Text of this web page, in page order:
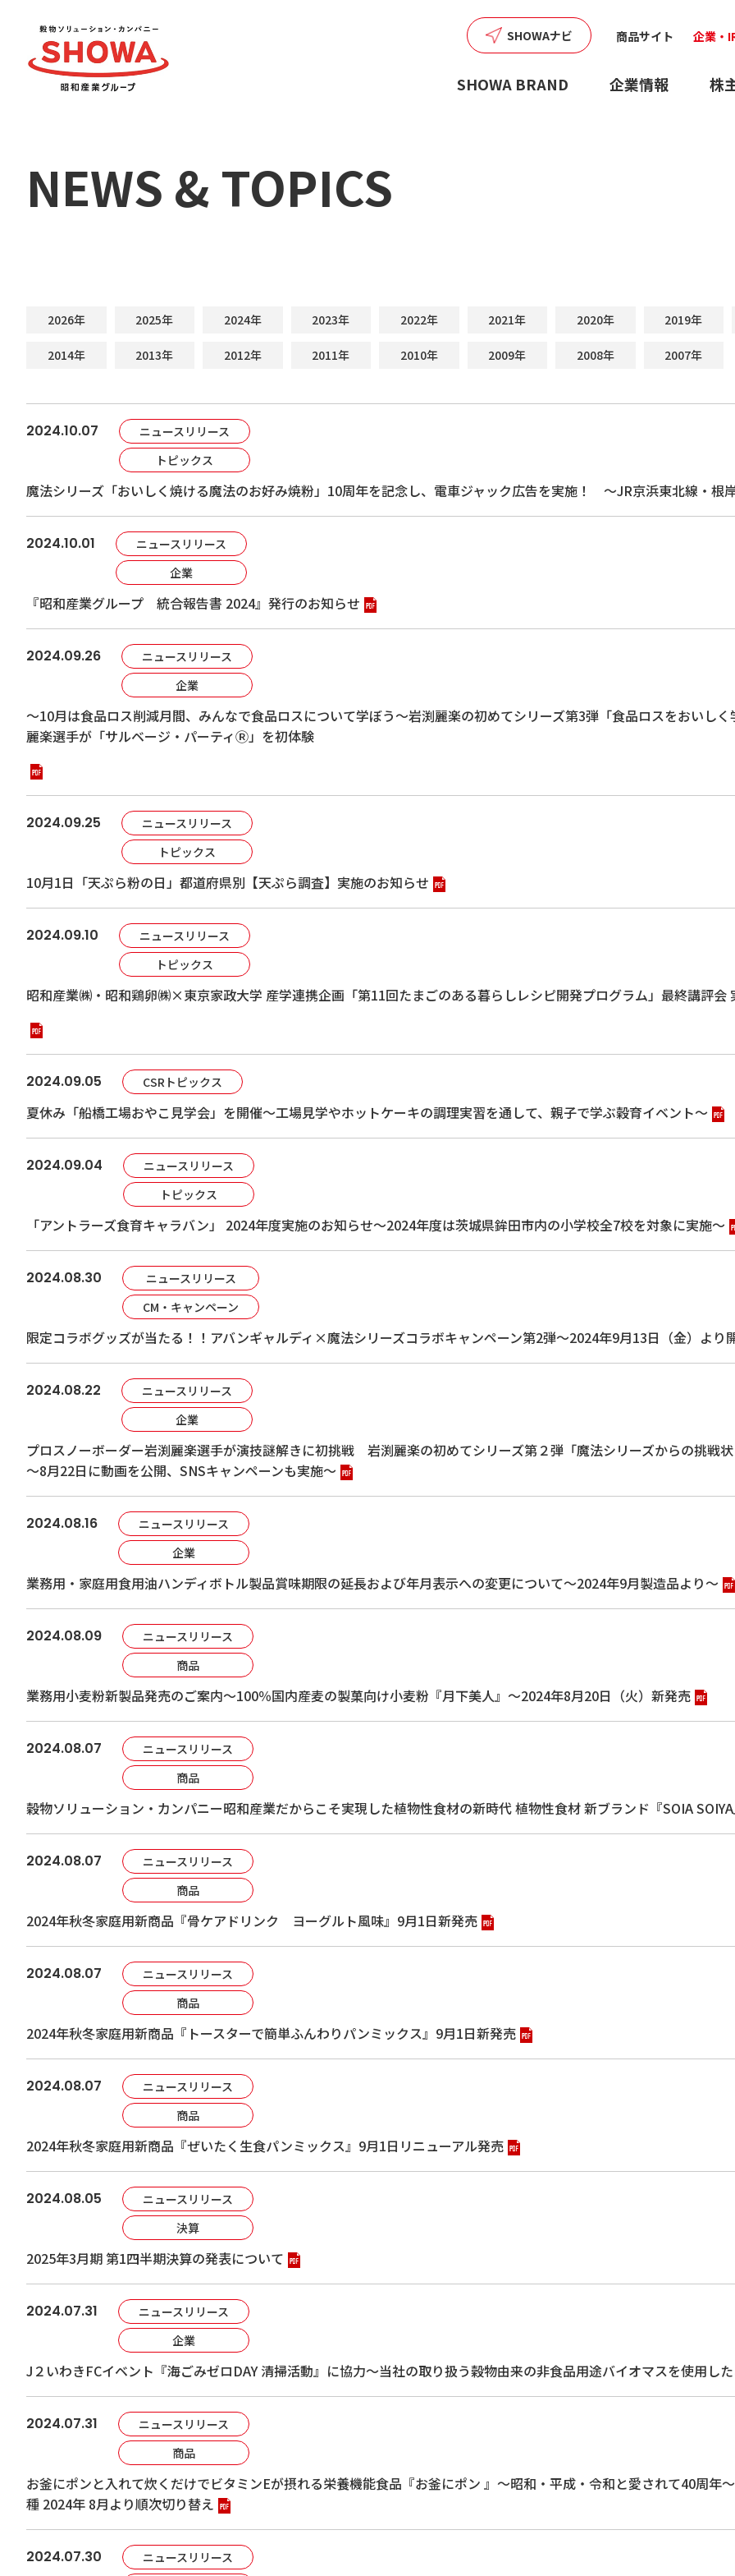
SHOWAナビ 商品サイト 企業・
SHOWA BRAND 企業情報 株
NEWS & TOPICS
2026年 2025年 2024年 2023年 2022年 2021年 2020年 2019年
2014年 2013年 2012年 2011年 2010年 2009年 2008年 2007年
2024.10.07
ニュースリリース
トピックス
魔法シリーズ「おいしく焼ける魔法のお好み焼粉」10周年を記念し、電車ジャック広告を実施！ ～JR京浜東北線・根
2024.10.01
ニュースリリース
企業
『昭和産業グループ 統合報告書 2024』発行のお知らせ
2024.09.26
ニュースリリース
企業
～10月は食品ロス削減月間、みんなで食品ロスについて学ぼう～岩渕麗楽の初めてシリーズ第3弾「食品ロスをおいし
麗楽選手が「サルベージ・パーティⓇ」を初体験
2024.09.25
ニュースリリース
トピックス
10月1日「天ぷら粉の日」都道府県別【天ぷら調査】実施のお知らせ
2024.09.10
ニュースリリース
トピックス
昭和産業㈱・昭和鶏卵㈱×東京家政大学 産学連携企画「第11回たまごのある暮らしレシピ開発プログラム」最終講評会
2024.09.05 CSRトピックス
夏休み「船橋工場おやこ見学会」を開催～工場見学やホットケーキの調理実習を通して、親子で学ぶ穀育イベント～
2024.09.04
ニュースリリース
トピックス
「アントラーズ食育キャラバン」 2024年度実施のお知らせ～2024年度は茨城県鉾田市内の小学校全7校を対象に実施～
2024.08.30
ニュースリリース
CM・キャンペーン
限定コラボグッズが当たる！！アバンギャルディ×魔法シリーズコラボキャンペーン第2弾～2024年9月13日（金）より
2024.08.22
ニュースリリース
企業
プロスノーボーダー岩渕麗楽選手が演技謎解きに初挑戦 岩渕麗楽の初めてシリーズ第２弾「魔法シリーズからの挑戦状
～8月22日に動画を公開、SNSキャンペーンも実施～
2024.08.16
ニュースリリース
企業
業務用・家庭用食用油ハンディボトル製品賞味期限の延長および年月表示への変更について～2024年9月製造品より～
2024.08.09
ニュースリリース
商品
業務用小麦粉新製品発売のご案内～100％国内産麦の製菓向け小麦粉『月下美人』～2024年8月20日（火）新発売
2024.08.07
ニュースリリース
商品
穀物ソリューション・カンパニー昭和産業だからこそ実現した植物性食材の新時代 植物性食材 新ブランド『SOIA
2024.08.07
ニュースリリース
商品
2024年秋冬家庭用新商品『骨ケアドリンク ヨーグルト風味』9月1日新発売
2024.08.07
ニュースリリース
商品
2024年秋冬家庭用新商品『トースターで簡単ふんわりパンミックス』9月1日新発売
2024.08.07
ニュースリリース
商品
2024年秋冬家庭用新商品『ぜいたく生食パンミックス』9月1日リニューアル発売
2024.08.05
ニュースリリース
決算
2025年3月期 第1四半期決算の発表について
2024.07.31
ニュースリリース
企業
J２いわきFCイベント『海ごみゼロDAY 清掃活動』に協力～当社の取り扱う穀物由来の非食品用途バイオマスを使用し
2024.07.31
ニュースリリース
商品
お釜にポンと入れて炊くだけでビタミンEが摂れる栄養機能食品『お釜にポン 』～昭和・平成・令和と愛されて40周年
種 2024年 8月より順次切り替え
2024.07.30 ニュースリリース